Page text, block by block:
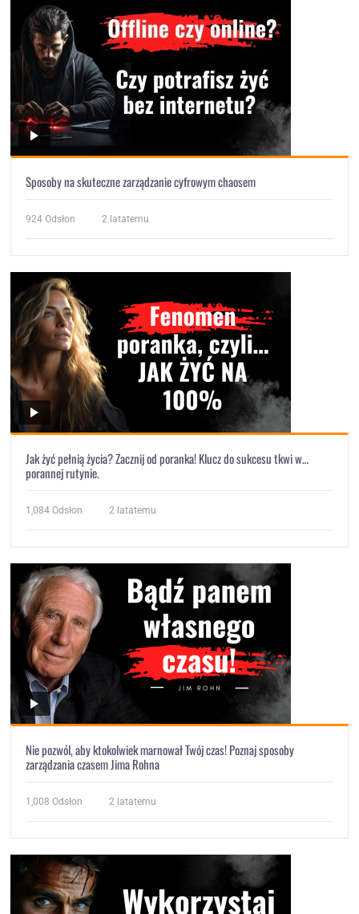
Sposoby na skuteczne zarządzanie cyfrowym chaosem
924 Odsłon 2 latatemu
Jak żyć pełnią życia? Zacznij od poranka! Klucz do sukcesu tkwi w…
porannej rutynie.
1,084 Odsłon 2 latatemu
Nie pozwól, aby ktokolwiek marnował Twój czas! Poznaj sposoby
zarządzania czasem Jima Rohna
1,008 Odsłon 2 latatemu